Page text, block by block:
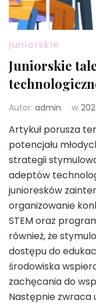
juniorskie
Juniorskie
Autor: admin w
Artykuł porusza
potencjału
strategii
adeptów
junioresków
organizowanie
STEM oraz
również, że
dostępu do
środowiska
zachęcania do
Następnie zwraca